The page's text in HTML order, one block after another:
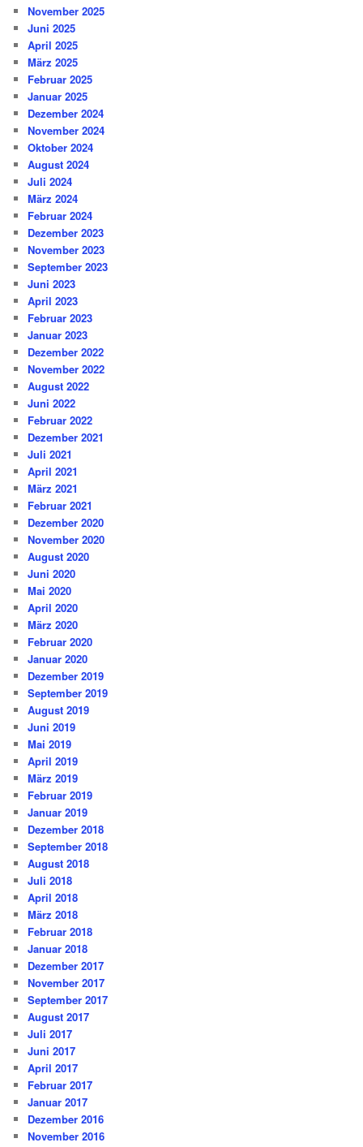
November 2025
Juni 2025
April 2025
März 2025
Februar 2025
Januar 2025
Dezember 2024
November 2024
Oktober 2024
August 2024
Juli 2024
März 2024
Februar 2024
Dezember 2023
November 2023
September 2023
Juni 2023
April 2023
Februar 2023
Januar 2023
Dezember 2022
November 2022
August 2022
Juni 2022
Februar 2022
Dezember 2021
Juli 2021
April 2021
März 2021
Februar 2021
Dezember 2020
November 2020
August 2020
Juni 2020
Mai 2020
April 2020
März 2020
Februar 2020
Januar 2020
Dezember 2019
September 2019
August 2019
Juni 2019
Mai 2019
April 2019
März 2019
Februar 2019
Januar 2019
Dezember 2018
September 2018
August 2018
Juli 2018
April 2018
März 2018
Februar 2018
Januar 2018
Dezember 2017
November 2017
September 2017
August 2017
Juli 2017
Juni 2017
April 2017
Februar 2017
Januar 2017
Dezember 2016
November 2016